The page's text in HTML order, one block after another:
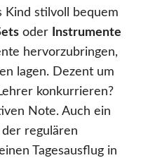
Kind stilvoll bequem
oder
Instrumente
hervorzubringen,
lagen. Dezent um
konkurrieren?
Note. Auch ein
regulären
Tagesausflug in